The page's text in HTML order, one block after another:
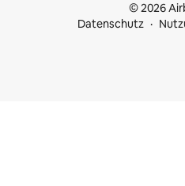
© 2026
Datenschutz